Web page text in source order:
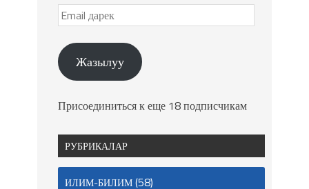
Жазылуу
Присоединиться к еще 18 подписчикам
РУБРИКАЛАР
ИЛИМ-БИЛИМ(58)